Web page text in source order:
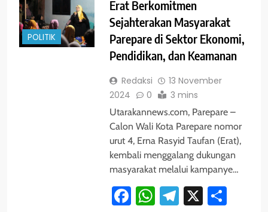
POLITIK
Erat Berkomitmen
Sejahterakan Masyarakat
Parepare di Sektor Ekonomi,
Pendidikan, dan Keamanan
Redaksi
13 November
2024
0 3 mins
Utarakannews.com, Parepare –
Calon Wali Kota Parepare nomor
urut 4, Erna Rasyid Taufan (Erat),
kembali menggalang dukungan
masyarakat melalui kampanye…
Facebook
WhatsApp
Telegram
X